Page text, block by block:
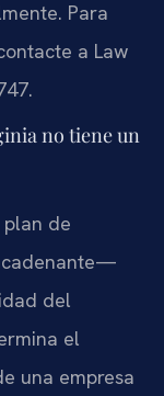
Para
a Law
no tiene un
de
del
el
una empresa